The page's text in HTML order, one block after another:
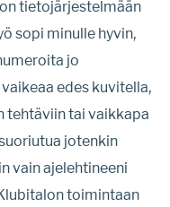
tietojärjestelmään
sopi minulle hyvin,
jo
edes kuvitella,
tehtäviin tai vaikkapa
jotenkin
vain ajelehtineeni
toimintaan